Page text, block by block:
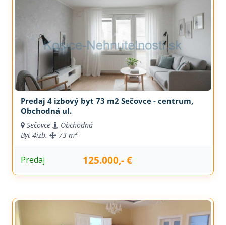
Predaj 4 izbový byt 73 m2 Sečovce - centrum,
Obchodná ul.
Sečovce
Obchodná
Byt 4izb. 73 m²
Predaj 125.000,- €